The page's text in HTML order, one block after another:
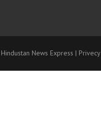
News Express |